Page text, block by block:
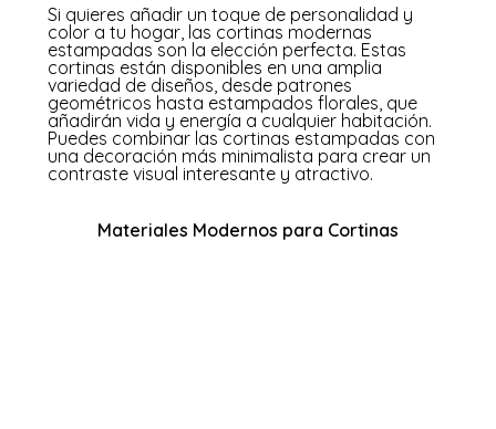
Si quieres añadir un toque de personalidad y
color a tu hogar, las cortinas modernas
estampadas son la elección perfecta. Estas
cortinas están disponibles en una amplia
variedad de diseños, desde patrones
geométricos hasta estampados florales, que
añadirán vida y energía a cualquier habitación.
Puedes combinar las cortinas estampadas con
una decoración más minimalista para crear un
contraste visual interesante y atractivo.
Materiales Modernos para Cortinas